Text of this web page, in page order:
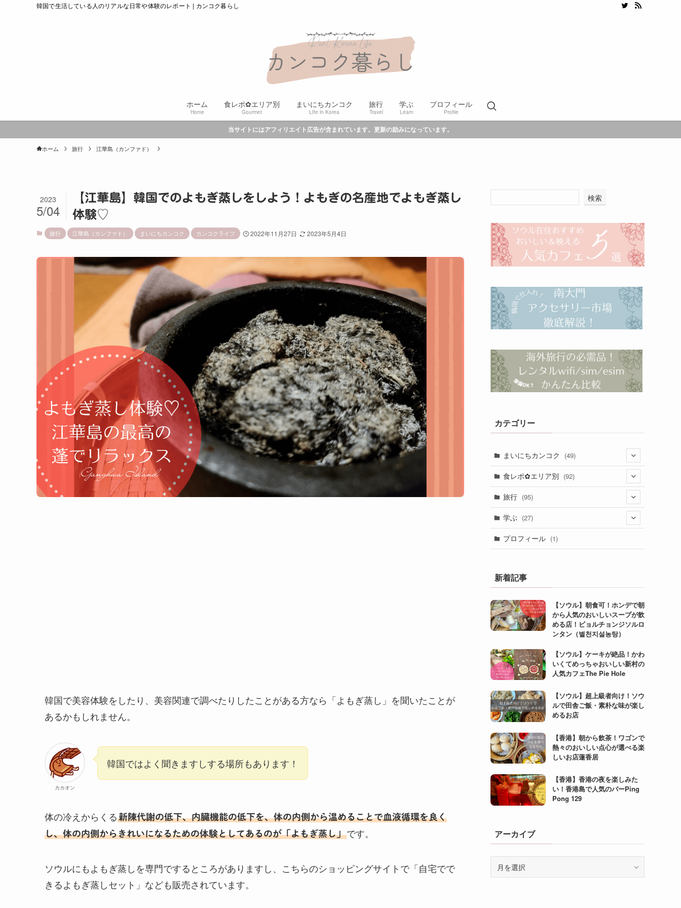
韓国で生活している人のリアルな日常や体験のレポート | カンコク暮らし
ホーム
Home
食レポ✿エリア別
Gourmet
まいにちカンコク
LIfe in Korea
旅行
Travel
学ぶ
Learn
プロフィール
Profile
当サイトにはアフィリエイト広告が含まれています。更新の励みになっています。
ホーム 旅行 江華島（カンファド）
【江華島】韓国でのよもぎ蒸しをしよう！よもぎの名産地でよもぎ蒸し
体験♡
2023
5/04
旅行 江華島（カンファド） まいにちカンコク カンコクライフ 2022年11月27日 2023年5月4日
韓国で美容体験をしたり、美容関連で調べたりしたことがある方なら「よもぎ蒸し」を聞いたことが
あるかもしれません。
カカオン
韓国ではよく聞きますしする場所もあります！
体の冷えからくる 新陳代謝の低下、内臓機能の低下を、体の内側から温めることで血液循環を良く
し、体の内側からきれいになるための体験としてあるのが「よもぎ蒸し」です。
ソウルにもよもぎ蒸しを専門でするところがありますし、こちらのショッピングサイトで「自宅でで
きるよもぎ蒸しセット」なども販売されています。
検索
カテゴリー
まいにちカンコク (49)
(26)
食レポ✿エリア別 (92)
(3)
(1)
(3)
(2)
(13)
(5)
(10)
(4)
旅行 (95)
(8)
(6)
学ぶ (27)
(4)
プロフィール (1)
新着記事
【ソウル】朝食可！ホンデで朝
から人気のおいしいスープが飲
める店！ビョルチョンジソルロ
ンタン（별천지설농탕）
【ソウル】ケーキが絶品！かわ
いくてめっちゃおいしい新村の
人気カフェThe Pie Hole
【ソウル】超上級者向け！ソウ
ルで田舎ご飯・素朴な味が楽し
めるお店
【香港】朝から飲茶！ワゴンで
熱々のおいしい点心が選べる楽
しいお店蓮香居
【香港】香港の夜を楽しみた
い！香港島で人気のバーPing
Pong 129
アーカイブ